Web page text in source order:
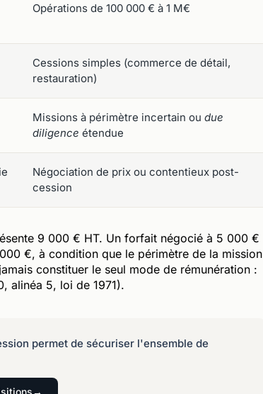
Opérations de 100 000 € à 1 M€
Cessions simples (commerce de détail,
restauration)
Missions à périmètre incertain ou due
diligence étendue
Négociation de prix ou contentieux post-
cession
9 000 € HT. Un forfait négocié à 5 000 €
€, à condition que le périmètre de la mission
constituer le seul mode de rémunération :
alinéa 5, loi de 1971).
permet de sécuriser l'ensemble de